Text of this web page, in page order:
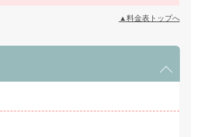
▲料金表トップへ